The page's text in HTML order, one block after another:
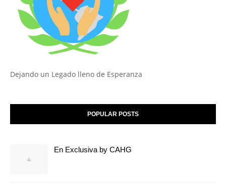
Dejando un Legado lleno de Esperanza
POPULAR POSTS
En Exclusiva by CAHG